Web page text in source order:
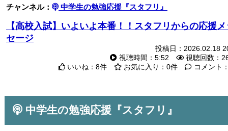
チャンネル： 中学生の勉強応援『スタフリ』
【高校入試】いよいよ本番！！スタフリからの応援メ
セージ
投稿日：2026.02.18
視聴時間：5:52
視聴回数：
いいね：8件
お気に入り：0件 コメント
中学生の勉強応援『スタフリ』